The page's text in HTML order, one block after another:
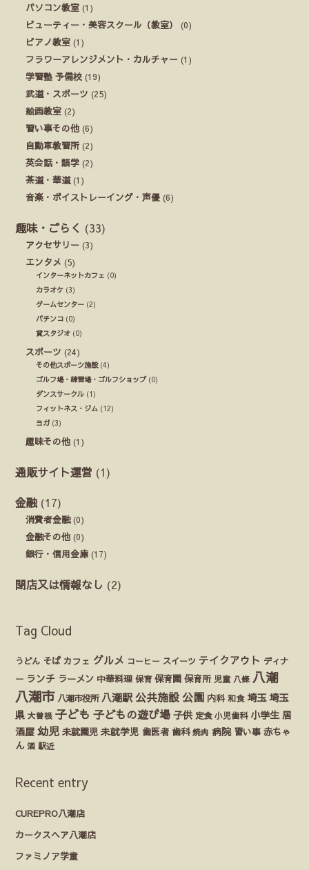
パソコン教室 (1)
ビューティー・美容スクール（教室）
(0)
ピアノ教室 (1)
フラワーアレンジメント・カルチャー (1)
学習塾 予備校 (19)
武道・スポーツ (25)
絵画教室 (2)
習い事その他 (6)
自動車教習所(2)
英会話・語学 (2)
茶道・華道(1)
音楽・ボイストレーイング・声優 (6)
趣味・ごらく (33)
アクセサリー (3)
エンタメ (5)
インターネットカフェ (0)
カラオケ (3)
ゲームセンター (2)
パチンコ (0)
貸スタジオ (0)
スポーツ (24)
その他スポーツ施設(4)
ゴルフ場・練習場・ゴルフショップ(0)
ダンスサークル (1)
フィットネス・ジム (12)
ヨガ (3)
趣味その他 (1)
通販サイト運営 (1)
金融 (17)
消費者金融(0)
金融その他 (0)
銀行・信用金庫 (17)
閉店又は情報なし (2)
Tag Cloud
うどん そば カフェ グルメ コーヒー スイーツ テイクアウト ディナ
ー ランチ ラーメン 中華料理 保育 保育園 保育所 児童 八條 八潮
八潮市 八潮市役所 八潮駅 公共施設 公園 内科 和食 埼玉 埼玉
県 大曽根 子ども 子どもの遊び場 子供 定食 小児歯科 小学生 居
酒屋 幼児 未就園児 未就学児 歯医者 歯科 焼肉 病院 習い事 赤ちゃ
ん 酒 駅近
Recent entry
CUREPRO八潮店
カークスヘア八潮店
ファミノア学童